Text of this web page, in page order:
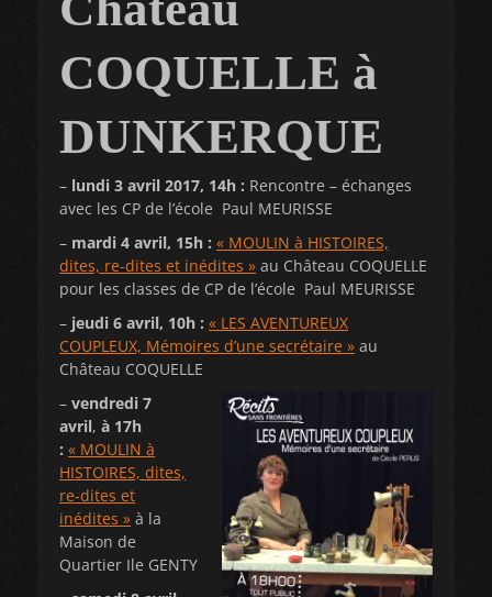
COQUELLE à
DUNKERQUE
– lundi 3 avril 2017, 14h : Rencontre – échanges
avec les CP de l’école Paul MEURISSE
– mardi 4 avril, 15h : « MOULIN à HISTOIRES,
dites, re-dites et inédites » au Château COQUELLE
pour les classes de CP de l’école Paul MEURISSE
– jeudi 6 avril, 10h : « LES AVENTUREUX
COUPLEUX, Mémoires d’une secrétaire » au
Château COQUELLE
– vendredi 7
avril, à 17h
: « MOULIN à
HISTOIRES, dites,
re-dites et
inédites » à la
Maison de
Quartier Ile GENTY